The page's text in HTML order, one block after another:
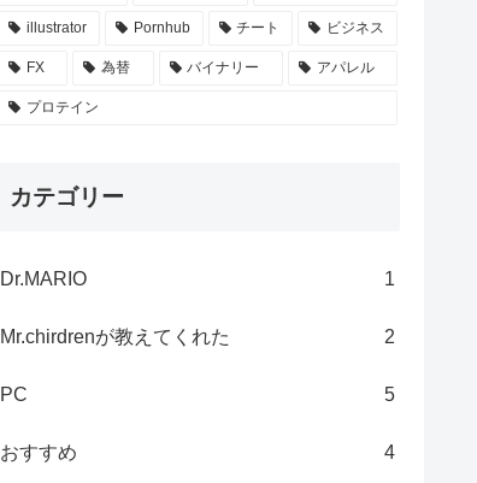
illustrator Pornhub チート ビジネス
FX 為替 バイナリー アパレル
プロテイン
カテゴリー
Dr.MARIO 1
Mr.chirdrenが教えてくれた 2
PC 5
おすすめ 4